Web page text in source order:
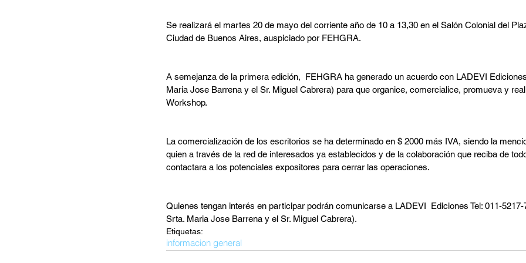
Se realizará el martes 20 de mayo del corriente año de 10 a 13,30 en el Salón Colonial del
Ciudad de Buenos Aires, auspiciado por FEHGRA.
A semejanza de la primera edición,  FEHGRA ha generado un acuerdo con LADEVI
Maria Jose Barrena y el Sr. Miguel Cabrera) para que organice, comercialice, promueva y
Workshop.
La comercialización de los escritorios se ha determinado en $ 2000 más IVA, siendo la
quien a través de la red de interesados ya establecidos y de la colaboración que reciba de
contactara a los potenciales expositores para cerrar las operaciones.
Quienes tengan interés en participar podrán comunicarse a LADEVI  Ediciones Tel: 011-
Srta. Maria Jose Barrena y el Sr. Miguel Cabrera).
Etiquetas:
informacion general